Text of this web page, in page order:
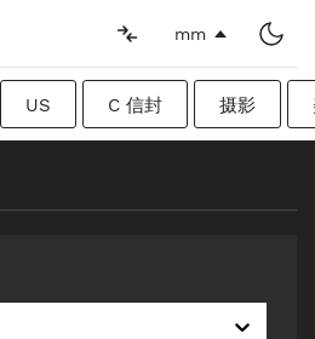
mm
US C 信封 摄影